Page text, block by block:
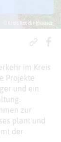
© Kreis Recklinghausen
im Kreis
Projekte
und ein
zur
plant und
der